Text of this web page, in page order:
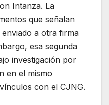
Intanza. La
que señalan
a otra firma
esa segunda
investigación por
en el mismo
con el CJNG.